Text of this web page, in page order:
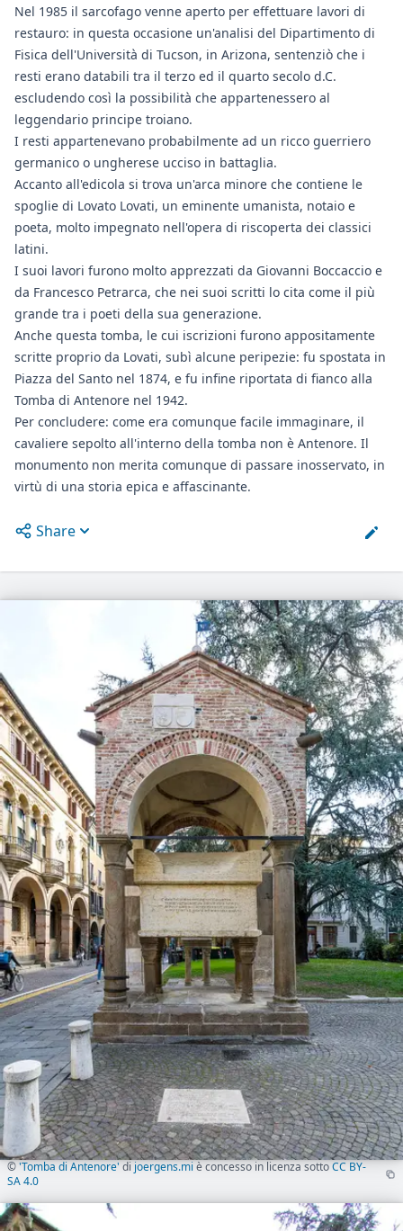
Nel 1985 il sarcofago venne aperto per effettuare lavori di
restauro: in questa occasione un'analisi del Dipartimento di
Fisica dell'Università di Tucson, in Arizona, sentenziò che i
resti erano databili tra il terzo ed il quarto secolo d.C.
escludendo così la possibilità che appartenessero al
leggendario principe troiano.
I resti appartenevano probabilmente ad un ricco guerriero
germanico o ungherese ucciso in battaglia.
Accanto all'edicola si trova un'arca minore che contiene le
spoglie di Lovato Lovati, un eminente umanista, notaio e
poeta, molto impegnato nell'opera di riscoperta dei classici
latini.
I suoi lavori furono molto apprezzati da Giovanni Boccaccio e
da Francesco Petrarca, che nei suoi scritti lo cita come il più
grande tra i poeti della sua generazione.
Anche questa tomba, le cui iscrizioni furono appositamente
scritte proprio da Lovati, subì alcune peripezie: fu spostata in
Piazza del Santo nel 1874, e fu infine riportata di fianco alla
Tomba di Antenore nel 1942.
Per concludere: come era comunque facile immaginare, il
cavaliere sepolto all'interno della tomba non è Antenore. Il
monumento non merita comunque di passare inosservato, in
virtù di una storia epica e affascinante.
Open options
Share
©'Tomba di Antenore'dijoergens.miè concesso in licenza sottoCC BY-
SA 4.0